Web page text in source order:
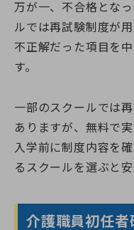
万が一、不合格とな
ルでは再試験制度が
不正解だった項目を
す。
一部のスクールでは
ありますが、無料で
入学前に制度内容を
るスクールを選ぶと安
介護職員初任